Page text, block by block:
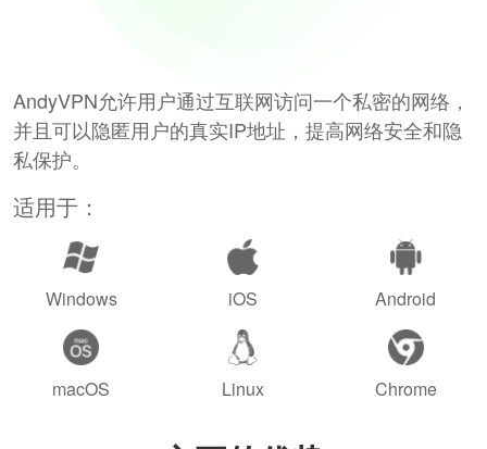
AndyVPN允许用户通过互联网访问一个私密的网络，
并且可以隐匿用户的真实IP地址，提高网络安全和隐
私保护。
适用于：
Windows iOS Android
macOS Linux Chrome